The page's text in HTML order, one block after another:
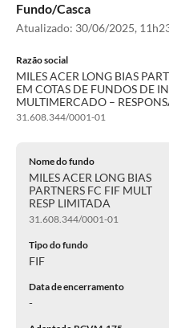
Fundo/Casca
Atualizado: 30/06/2025,
Razão social
MILES ACER LONG BIAS
EM COTAS DE FUNDOS DE
MULTIMERCADO –
31.608.344/0001-01
Nome do fundo
MILES ACER LONG BIAS
PARTNERS FC FIF MULT
RESP LIMITADA
31.608.344/0001-01
Tipo do fundo
FIF
Data de encerramento
-